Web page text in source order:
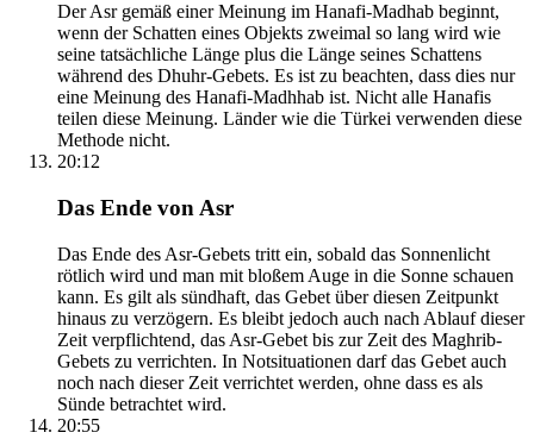
Der Asr gemäß einer Meinung im Hanafi-Madhab beginnt,
wenn der Schatten eines Objekts zweimal so lang wird wie
seine tatsächliche Länge plus die Länge seines Schattens
während des Dhuhr-Gebets. Es ist zu beachten, dass dies nur
eine Meinung des Hanafi-Madhhab ist. Nicht alle Hanafis
teilen diese Meinung. Länder wie die Türkei verwenden diese
Methode nicht.
20:12
Das Ende von Asr
Das Ende des Asr-Gebets tritt ein, sobald das Sonnenlicht
rötlich wird und man mit bloßem Auge in die Sonne schauen
kann. Es gilt als sündhaft, das Gebet über diesen Zeitpunkt
hinaus zu verzögern. Es bleibt jedoch auch nach Ablauf dieser
Zeit verpflichtend, das Asr-Gebet bis zur Zeit des Maghrib-
Gebets zu verrichten. In Notsituationen darf das Gebet auch
noch nach dieser Zeit verrichtet werden, ohne dass es als
Sünde betrachtet wird.
20:55